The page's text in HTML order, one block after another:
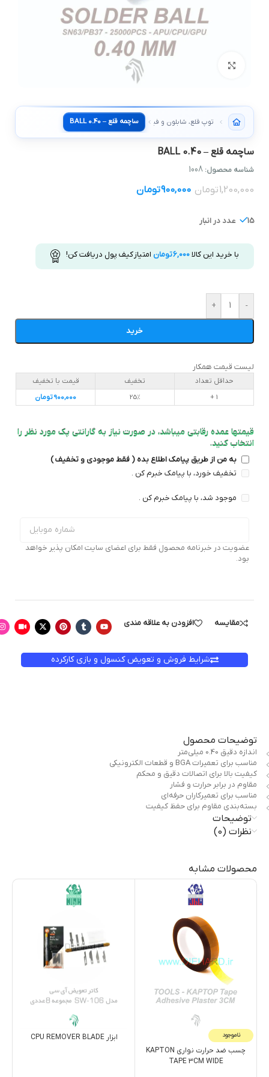
توپ قلع، شابلون و فیکسچرساچمه قلع – BALL 0.40
ساچمه قلع – BALL 0.40
شناسه محصول: 1008
1,200,000تومان 900,000تومان
15 عدد در انبار
با خرید این کالا6,000تومان امتیاز کیف پول دریافت کن!
-
+
خرید
لیست قیمت همکار
حداقل تعداد تخفیف
قیمت با تخفیف
1 +
25%
900,000تومان
قیمتها عمده رقابتی میباشد، در صورت نیاز به گارانتی پک مورد نظر را
انتخاب کنید.
به من از طریق پیامک اطلاع بده ( فقط موجودی و تخفیف )
تخفیف خورد، با پیامک خبرم کن .
موجود شد، با پیامک خبرم کن .
عضویت در خبرنامه محصول فقط برای اعضای سایت امکان پذیر خواهد
بود.
مقایسه افزودن به علاقه مندی
شرایط فروش و تعویض کنسول و بازی کارکرده
توضیحات محصول
اندازه دقیق 0.40 میلی‌متر
مناسب برای تعمیرات BGA و قطعات الکترونیکی
کیفیت بالا برای اتصالات دقیق و محکم
مقاوم در برابر حرارت و فشار
مناسب برای تعمیرکاران حرفه‌ای
بسته‌بندی مقاوم برای حفظ کیفیت
توضیحات
نظرات (0)
محصولات مشابه
ناموجود
چسب ضد حرارت نواری KAPTON
TAPE 3CM WIDE
ابزار CPU REMOVER BLADE